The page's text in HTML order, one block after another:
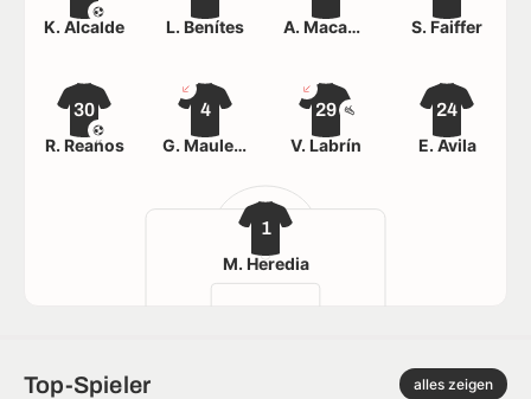
1
M. Heredia
30
R. Reaños
4
G. Maulella
29
V. Labrín
24
E. Ávila
K. Alcalde
L. Benítes
A. Macavilca
S. Faiffer
Top-Spieler alles zeigen